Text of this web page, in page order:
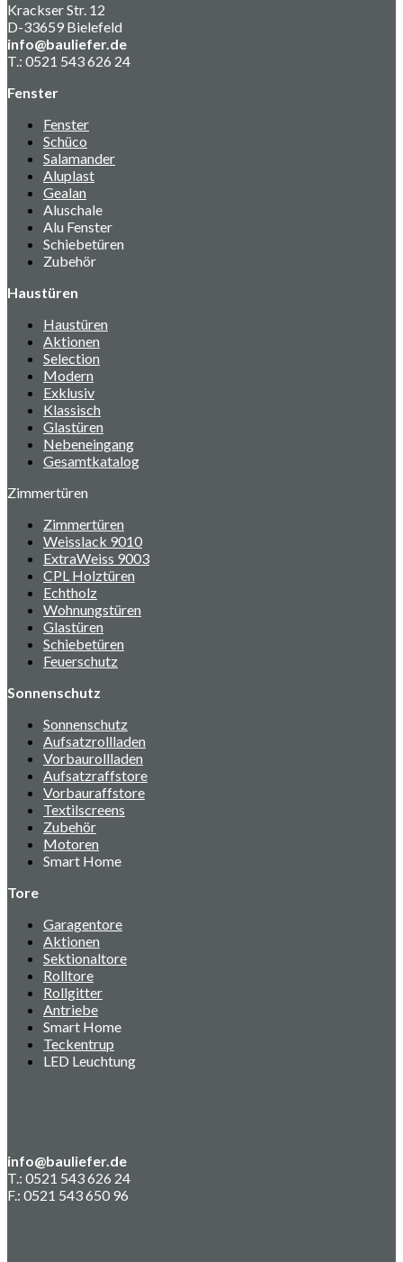
Krackser Str. 12
D-33659 Bielefeld
info@bauliefer.de
T.: 0521 543 626 24
Fenster
Fenster
Schüco
Salamander
Aluplast
Gealan
Aluschale
Alu Fenster
Schiebetüren
Zubehör
Haustüren
Haustüren
Aktionen
Selection
Modern
Exklusiv
Klassisch
Glastüren
Nebeneingang
Gesamtkatalog
Zimmertüren
Zimmertüren
Weisslack 9010
ExtraWeiss 9003
CPL Holztüren
Echtholz
Wohnungstüren
Glastüren
Schiebetüren
Feuerschutz
Sonnenschutz
Sonnenschutz
Aufsatzrollladen
Vorbaurollladen
Aufsatzraffstore
Vorbauraffstore
Textilscreens
Zubehör
Motoren
Smart Home
Tore
Garagentore
Aktionen
Sektionaltore
Rolltore
Rollgitter
Antriebe
Smart Home
Teckentrup
LED Leuchtung
info@bauliefer.de
T.: 0521 543 626 24
F.: 0521 543 650 96